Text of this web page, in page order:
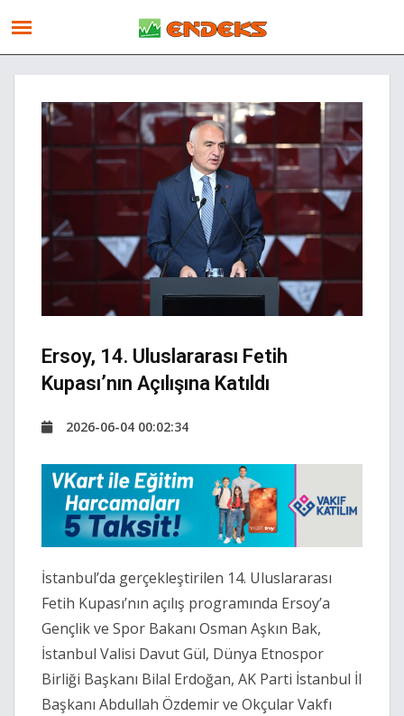
Ersoy, 14. Uluslararası Fetih
Kupası’nın Açılışına Katıldı
2026-06-04 00:02:34
İstanbul’da gerçekleştirilen 14. Uluslararası
Fetih Kupası’nın açılış programında Ersoy’a
Gençlik ve Spor Bakanı Osman Aşkın Bak,
İstanbul Valisi Davut Gül, Dünya Etnospor
Birliği Başkanı Bilal Erdoğan, AK Parti İstanbul İl
Başkanı Abdullah Özdemir ve Okçular Vakfı